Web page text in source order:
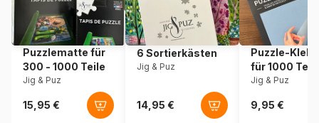
Teileanzahl 1000 Teile
Maße 48 x 67 cm
Puzzlematte für
300 - 1000 Teile
Jig & Puz
6 Sortierkästen
Jig & Puz
Puzzle-
für 1000
Jig & Puz